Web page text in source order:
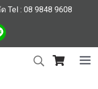
Tel : 08 9848 9608